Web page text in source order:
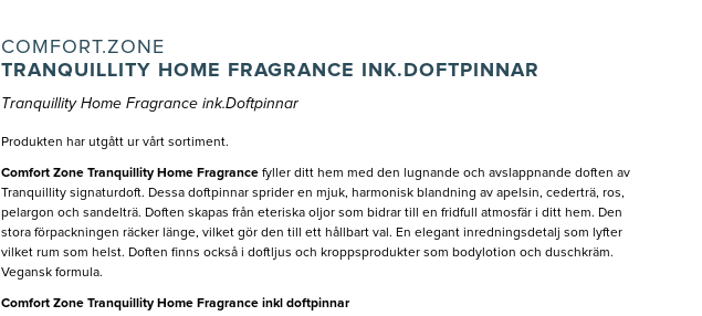
COMFORT.ZONE
TRANQUILLITY HOME FRAGRANCE INK.DOFTPINNAR
Tranquillity Home Fragrance ink.Doftpinnar
Produkten har utgått ur vårt sortiment.
Comfort Zone Tranquillity Home Fragrance fyller ditt hem med den lugnande och avslappnande doften av
Tranquillity signaturdoft. Dessa doftpinnar sprider en mjuk, harmonisk blandning av apelsin, cederträ, ros,
pelargon och sandelträ. Doften skapas från eteriska oljor som bidrar till en fridfull atmosfär i ditt hem. Den
stora förpackningen räcker länge, vilket gör den till ett hållbart val. En elegant inredningsdetalj som lyfter
vilket rum som helst. Doften finns också i doftljus och kroppsprodukter som bodylotion och duschkräm.
Vegansk formula.
Comfort Zone Tranquillity Home Fragrance inkl doftpinnar